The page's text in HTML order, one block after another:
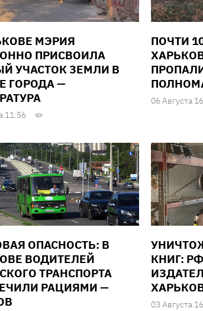
МЭРИЯ
ПРИСВОИЛА
УЧАСТОК ЗЕМЛИ В
ГОРОДА —
11:56
ПОЧТИ
06 Августа
ОПАСНОСТЬ: В
ВОДИТЕЛЕЙ
ТРАНСПОРТА
РАЦИЯМИ —
КНИГ:
03 Августа